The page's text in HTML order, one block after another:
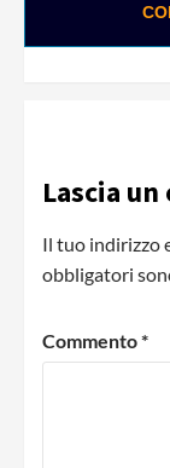
Lascia
Il tuo indirizzo
obbligatori
Commento*